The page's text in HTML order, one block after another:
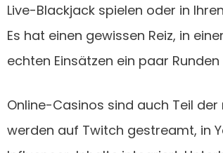
Live-Blackjack spielen oder in
Es hat einen gewissen Reiz, in
echten Einsätzen ein paar
Online-Casinos sind auch Teil
werden auf Twitch gestreamt, in